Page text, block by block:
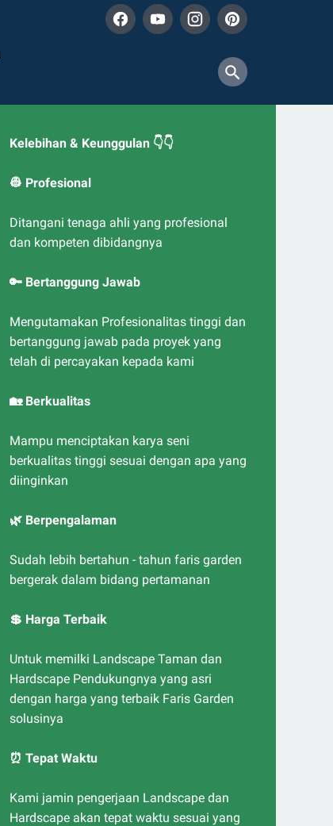
Kelebihan & Keunggulan 👇👇
👷 Profesional
Ditangani tenaga ahli yang profesional
dan kompeten dibidangnya
🔑 Bertanggung Jawab
Mengutamakan Profesionalitas tinggi dan
bertanggung jawab pada proyek yang
telah di percayakan kepada kami
🏡 Berkualitas
Mampu menciptakan karya seni
berkualitas tinggi sesuai dengan apa yang
diinginkan
🌿 Berpengalaman
Sudah lebih bertahun - tahun faris garden
bergerak dalam bidang pertamanan
💲 Harga Terbaik
Untuk memilki Landscape Taman dan
Hardscape Pendukungnya yang asri
dengan harga yang terbaik Faris Garden
solusinya
⏰ Tepat Waktu
Kami jamin pengerjaan Landscape dan
Hardscape akan tepat waktu sesuai yang